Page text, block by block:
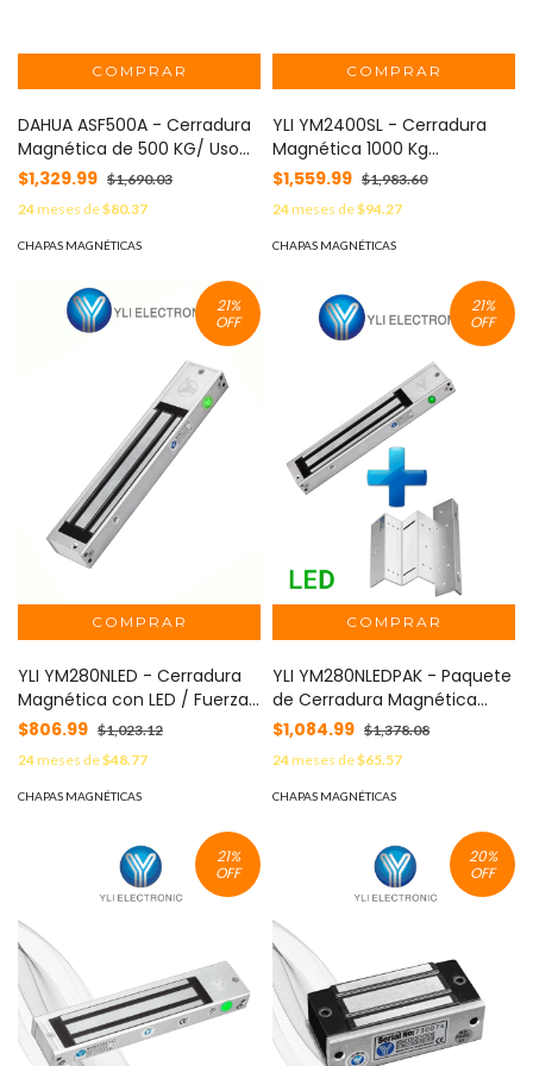
DAHUA ASF500A - Cerradura
Magnética de 500 KG/ Uso
Rudo/ Uso Interior/ Carcasa
de aluminio con material de
aleación de alta resistencia/
Voltaje Dual de 12 o 24 VDC/
#BFCT
$1,329.99 $1,690.03
24meses de$80.37
CHAPAS MAGNÉTICAS
YLI YM2400SL - Cerradura
Magnética 1000 Kg
(2200Lbs) de Fuerza de
Sujeción, Indicador LED,
Retardo de Tiempo Ajustable
y Voltaje Dual 12V #YL1
$1,559.99 $1,983.60
24meses de$94.27
CHAPAS MAGNÉTICAS
21%
OFF
YLI YM280NLED - Cerradura
Magnética con LED / Fuerza
de Sujeción 280Kg /600Lb /
Voltaje Dual 12v/24 VDC /
Puertas de madera, vidrio,
metálica #YL1
$806.99 $1,023.12
24meses de$48.77
CHAPAS MAGNÉTICAS
21%
OFF
YLI YM280NLEDPAK - Paquete
de Cerradura Magnética
YM280N con Led y Soporte
de Fijación tipo ZL / Fuerza
de Sujeción 280kg (600LB) /
Para puertas de madera,
$1,084.99 $1,378.08
24meses de$65.57
CHAPAS MAGNÉTICAS
21%
OFF
20%
OFF